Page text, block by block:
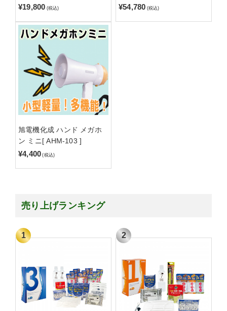
¥19,800 (税込) ¥54,780 (税込)
旭電機化成 ハンド メガホ
ン ミニ[ AHM-103 ]
¥4,400 (税込)
売り上げランキング